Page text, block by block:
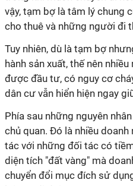
vậy, tạm bợ là tâm lý chung
cho thuê và những người đi
Tuy nhiên, dù là tạm bợ
hành sản xuất, thế nên
được đầu tư, có nguy cơ
dân cư vẫn hiển hiện ngay
Phía sau những nguyên
chủ quan. Đó là nhiều
tác với những đối tác có
diện tích "đất vàng" mà
chuyển đổi mục đích sử